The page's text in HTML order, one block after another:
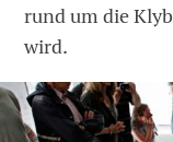
rund um die
wird.